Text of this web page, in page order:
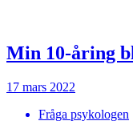
Min 10-åring
17 mars 2022
Fråga psykologen